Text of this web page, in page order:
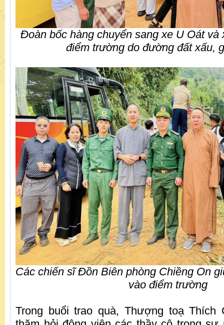
Đoàn bốc hàng chuyển sang xe U Oát và
điểm trường do đường đất xấu,
Các chiến sĩ Đồn Biên phòng Chiềng On
vào điểm trường
Trong buổi trao quà, Thượng toạ Thích